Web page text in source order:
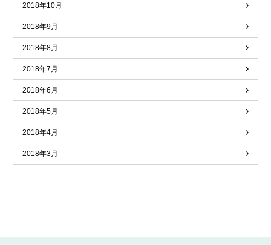
2018年10月
2018年9月
2018年8月
2018年7月
2018年6月
2018年5月
2018年4月
2018年3月